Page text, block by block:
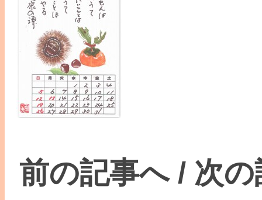
前の記事へ/ 次